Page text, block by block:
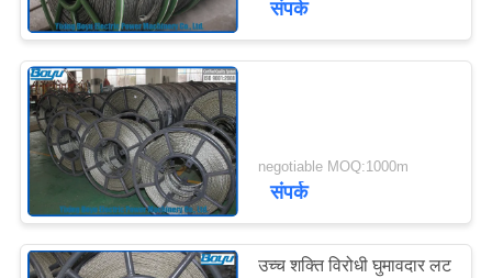
संपर्क
negotiable MOQ:1000m
संपर्क
उच्च शक्ति विरोधी घुमावदार लट